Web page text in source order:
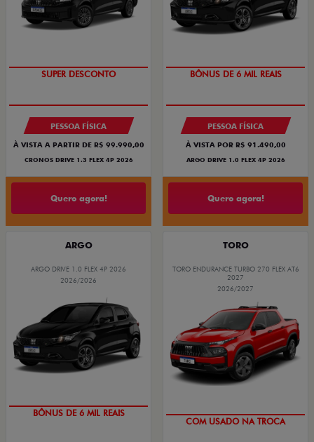
SUPER DESCONTO
PESSOA FÍSICA
À VISTA A PARTIR DE R$ 99.990,00
CRONOS DRIVE 1.3 FLEX 4P 2026
Quero agora!
BÔNUS DE 6 MIL REAIS
PESSOA FÍSICA
À VISTA POR R$ 91.490,00
ARGO DRIVE 1.0 FLEX 4P 2026
Quero agora!
ARGO
ARGO DRIVE 1.0 FLEX 4P 2026
2026/2026
BÔNUS DE 6 MIL REAIS
TORO
TORO ENDURANCE TURBO 270 FLEX AT6
2027
2026/2027
COM USADO NA TROCA